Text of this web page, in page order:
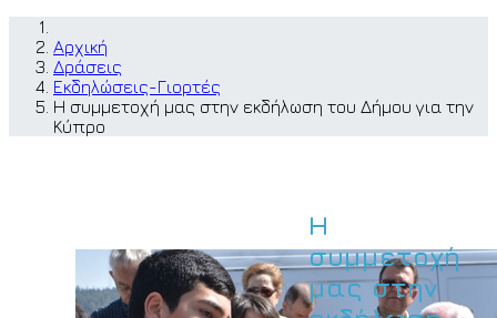
Αρχική
Δράσεις
Εκδηλώσεις-Γιορτές
Η συμμετοχή μας στην εκδήλωση του Δήμου για την
Κύπρο
Η
συμμετοχή
μας στην